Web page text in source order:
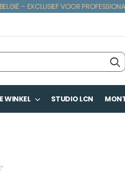
– EXCLUSIEF VOOR
WINKEL STUDIO LCN